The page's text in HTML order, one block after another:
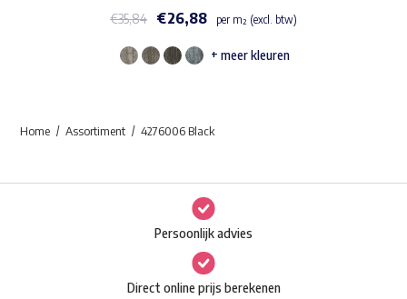
Waar ben je naar op zoek?
€35,84 €26,88 per m² (excl. btw)
Dit
Deze
optie
kan
gekozen
+ meer kleuren
Home Assortiment 4276006 Black
Persoonlijk advies
Direct online prijs berekenen